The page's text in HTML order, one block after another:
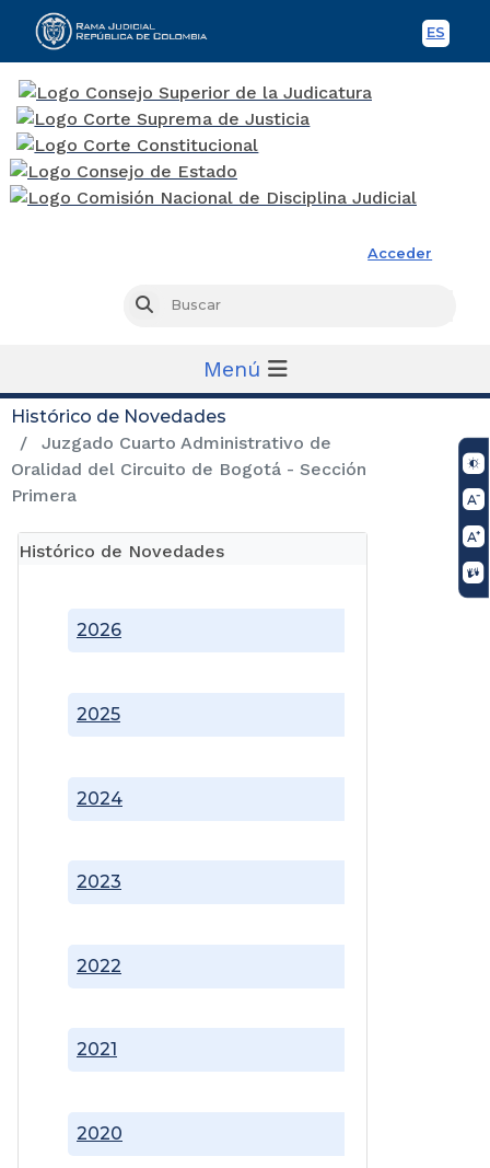
ES
Acceder
Buscar
Menú
Histórico de Novedades
Juzgado Cuarto Administrativo de
Oralidad del Circuito de Bogotá - Sección
Primera
Histórico de Novedades
2020
2021
2022
2023
2024
2025
2026